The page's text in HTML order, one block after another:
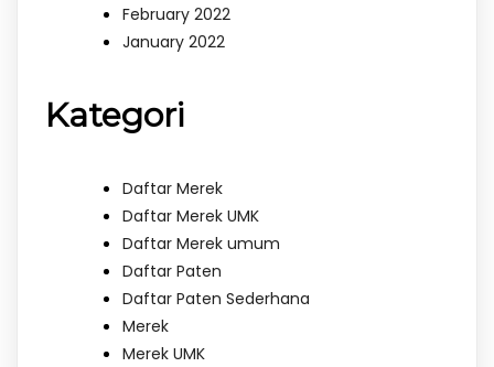
February 2022
January 2022
Kategori
Daftar Merek
Daftar Merek UMK
Daftar Merek umum
Daftar Paten
Daftar Paten Sederhana
Merek
Merek UMK